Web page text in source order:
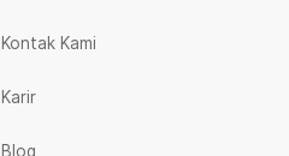
Kontak Kami
Karir
Blog